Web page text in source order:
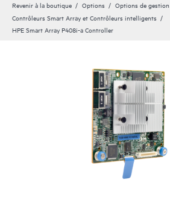
Revenir à la boutique Options
Options de gestion
Contrôleurs Smart Array et Contrôleurs intelligents
HPE Smart Array P408i-a Controller